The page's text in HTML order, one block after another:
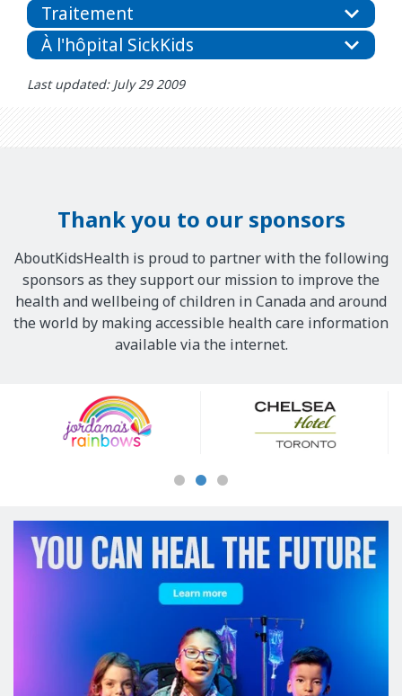
Traitement
À l'hôpital SickKids
Last updated: July 29 2009
Thank you to our sponsors
AboutKidsHealth is proud to partner with the following
sponsors as they support our mission to improve the
health and wellbeing of children in Canada and around
the world by making accessible health care information
available via the internet.
Sponsors